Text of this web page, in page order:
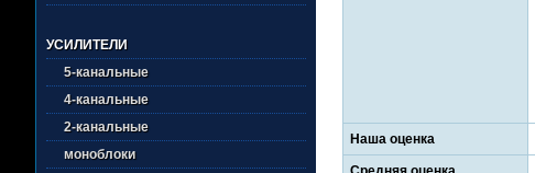
УСИЛИТЕЛИ
5-канальные
4-канальные
2-канальные
моноблоки
Наша оценка